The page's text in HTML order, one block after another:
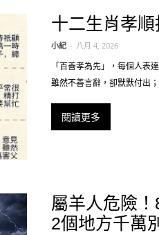
十二生肖孝
小紀 - 八月 4, 2026
「百善孝為先」，每個人表
雖然不善言辭，卻默默付出
閱讀更多
屬羊人危險
2個地方千萬